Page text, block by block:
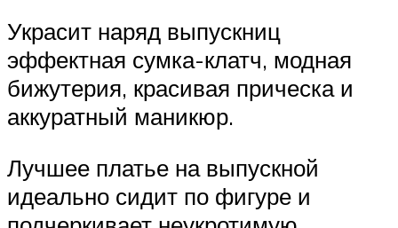
Украсит наряд выпускниц
эффектная сумка-клатч, модная
бижутерия, красивая прическа и
аккуратный маникюр.
Лучшее платье на выпускной
идеально сидит по фигуре и